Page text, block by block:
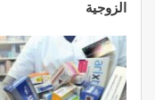
الزوجية